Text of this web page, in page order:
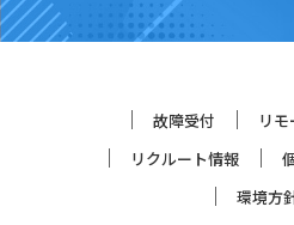
故障受付
リ
リクルート情報
環境方